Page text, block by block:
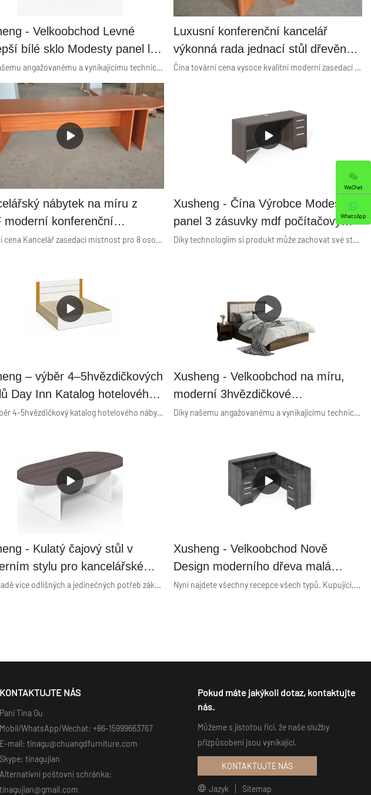
- Velkoobchod Levné
bílé sklo Modesty panel l
stůl řady EconomyDíky našemu angažovanému a vynikajícímu technickému personálu byly naše technologie modernizovány, abychom ušetřili více práce a nákladů. Rozsah jeho použití byl značně rozšířen. V současné době je široce používán v oblasti kancelářských stolů.
Luxusní konferenční kancelář
výkonná rada jednací stůl dřevěný
moderní kancelářský nábytek kulatý
Čína tovární cena vysoce kvalitní moderní zasedací místnost dřevěný konferenční stůl. Malá zasedací místnost se stolem pro 4 osoby. Jednoduchý design a ekonomické náklady kancelářské zasedací místnosti dřevěný konferenční stůl.
nábytek na míru z
moderní konferenční
velký zasedací pokoj
Tovární cena Kancelář zasedací místnost pro 8 osob konferenční stůl přizpůsobená velikost. Konferenční stůl velký rozměr 2,0m*1,2m. Komerční kancelářský nábytek Konferenční stůl Zasedací stůl. přizpůsobený kancelářský nábytek z MDF moderní konferenční obdélníkový velký zasedací pokoj set kavárenských stolů a židlí ve srovnání s podobnými produkty na trhu má nesrovnatelné vynikající výhody, pokud jde o výkon, kvalitu, vzhled atd., a těší se dobré pověsti na trhu.Xusheng shrnuje nedostatky minulých produktů a neustále je vylepšuje. Specifikace zakázkového MDF kancelářského nábytku moderní konferenční obdélníkový velký zasedací stůl kavárenský stůl a židle lze upravit podle vašich potřeb.
Xusheng - Čína Výrobce Modesty
panel 3 zásuvky mdf počítačový
stůl Economy series
Díky technologiím si produkt může zachovat své stabilní chemické a fyzikální vlastnosti. Po úspěšném absolvování příslušných testů se čínský výrobce Modesty panel 3 zásuvkový počítačový stůl mdf ukázal jako vhodný pro oblast kancelářských stolů.
– výběr 4–5hvězdičkových
Day Inn Katalog hotelového
pro ložnici pro hosty
Náš výběr 4-5hvězdičkový katalog hotelového nábytku Day Inn pro sadu King Size pro hosty byl testován, aby splnil mezinárodní a národní standardy. Díky obětavosti našich zaměstnanců, jako jsou designéři a odborníci na výzkum a vývoj, je navržen tak, aby upoutal pozornost svým vzhledem a výkonný ve svých nově aktualizovaných funkcích. Díky svým vynikajícím vlastnostem je náš kancelářský nábytek, kancelářský stůl, kancelářská pracovní stanice, kartotéka, kancelářský stůl, kancelářské kóje, počítačový stůl, počítačový stůl, výkonný stůl, manažerský stůl, zasedací stůl, recepce, kancelářská přepážka mnohem konkurenceschopnější v trhu a přináší zákazníkům více výhod.
Xusheng - Velkoobchod na míru,
moderní 3hvězdičkové
4hvězdičkové 5hvězdičkové
Díky našemu angažovanému a vynikajícímu technickému personálu byly naše technologie modernizovány, abychom ušetřili více práce a nákladů. Rozsah jeho použití byl značně rozšířen. V současné době je široce používán v oblasti sestav hotelových ložnic.
- Kulatý čajový stůl v
stylu pro kancelářské
kancelářské jednací stolkyNa základě více odlišných a jedinečných potřeb zákazníků jsme úspěšně inovovali a upgradovali naše aktuálně používané technologie. Díky své vysoké flexibilitě a všestrannosti je populární v oblasti(ech) řady Economy.
Xusheng - Velkoobchod Nově
Design moderního dřeva malá
velikost salonu přední kancelář
Nyní najdete všechny recepce všech typů. Kupující, kteří hledají velkoobchodní prodej Nový design moderního dřeva malé velikosti salonu přední kancelářský recepční stůl nejvyšší kvality, dosáhnou všeho, co potřebují. Xusheng se ujistěte, že všichni kupující na světě se dostanou k prodejcům, kteří jim nabízejí špičkovou řadu kvalitu produktu.
KONTAKTUJTE NÁS
Paní Tina Gu
Mobil/WhatsApp/Wechat: +86-15999663767
E-mail: tinagu@chuangdfurniture.com
Skype: tinagujian
Alternativní poštovní schránka:
tinagujian@gmail.com
Pokud máte jakýkoli dotaz, kontaktujte
nás.
Můžeme s jistotou říci, že naše služby
přizpůsobení jsou vynikající.
KONTAKTUJTE NÁS
Jazyk Sitemap
WeChat
WhatsApp